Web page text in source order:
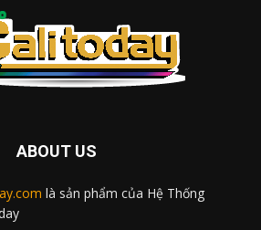
ABOUT US
là sản phẩm của Hệ Thống